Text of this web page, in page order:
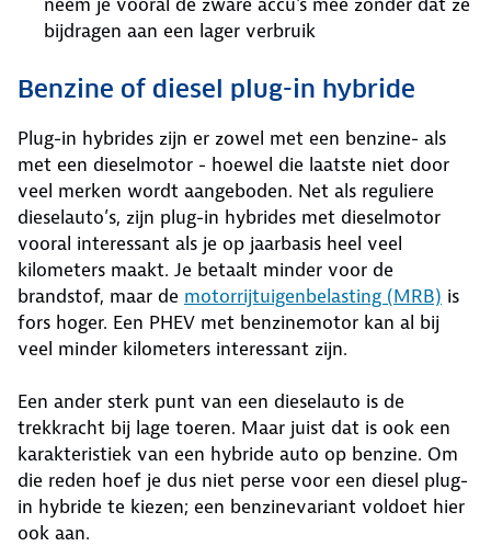
bijdragen aan een lager verbruik
Benzine of diesel plug-in hybride
Plug-in hybrides zijn er zowel met een benzine- als
met een dieselmotor - hoewel die laatste niet door
veel merken wordt aangeboden. Net als reguliere
dieselauto’s, zijn plug-in hybrides met dieselmotor
vooral interessant als je op jaarbasis heel veel
kilometers maakt. Je betaalt minder voor de
brandstof, maar de motorrijtuigenbelasting (MRB) is
fors hoger. Een PHEV met benzinemotor kan al bij
veel minder kilometers interessant zijn.
Een ander sterk punt van een dieselauto is de
trekkracht bij lage toeren. Maar juist dat is ook een
karakteristiek van een hybride auto op benzine. Om
die reden hoef je dus niet perse voor een diesel plug-
in hybride te kiezen; een benzinevariant voldoet hier
ook aan.